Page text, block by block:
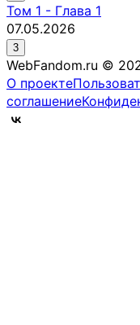
Том 1 - Глава 1
07.05.2026
3
WebFandom.ru ©
О проекте
соглашение